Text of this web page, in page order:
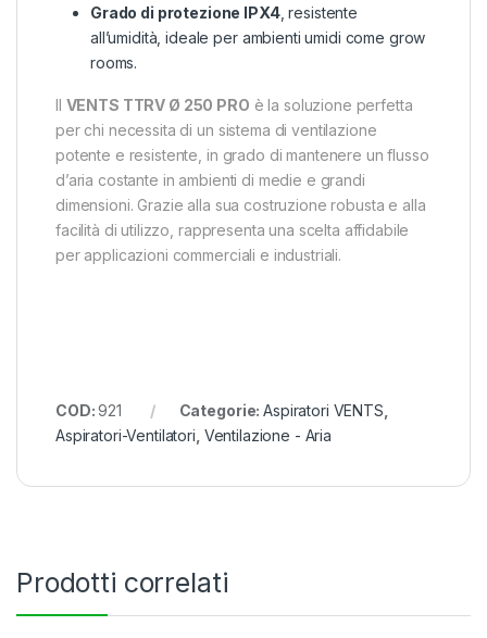
Grado di protezione IPX4, resistente
all’umidità, ideale per ambienti umidi come grow
rooms.
Il VENTS TTRV Ø 250 PRO è la soluzione perfetta
per chi necessita di un sistema di ventilazione
potente e resistente, in grado di mantenere un flusso
d’aria costante in ambienti di medie e grandi
dimensioni. Grazie alla sua costruzione robusta e alla
facilità di utilizzo, rappresenta una scelta affidabile
per applicazioni commerciali e industriali.
COD:921 Categorie:Aspiratori VENTS
Aspiratori-Ventilatori Ventilazione - Aria
Prodotti correlati